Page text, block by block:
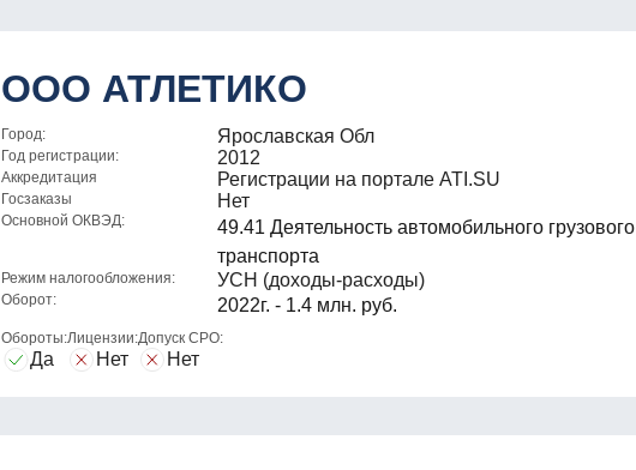
ООО АТЛЕТИКО
Город: Ярославская Обл
Год регистрации: 2012
Аккредитация Регистрации на портале ATI.SU
Госзаказы Нет
Основной ОКВЭД:
49.41 Деятельность автомобильного грузового
транспорта
Режим налогообложения: УСН (доходы-расходы)
Оборот: 2022г. - 1.4 млн. руб.
Обороты:
Да
Лицензии:
Нет
Допуск СРО:
Нет